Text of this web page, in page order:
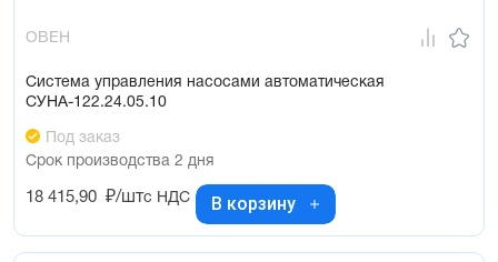
ОВЕН
Система управления насосами автоматическая
СУНА-122.24.05.10
Под заказ
Срок производства 2 дня
18 415,90 ₽/штс НДС В корзину